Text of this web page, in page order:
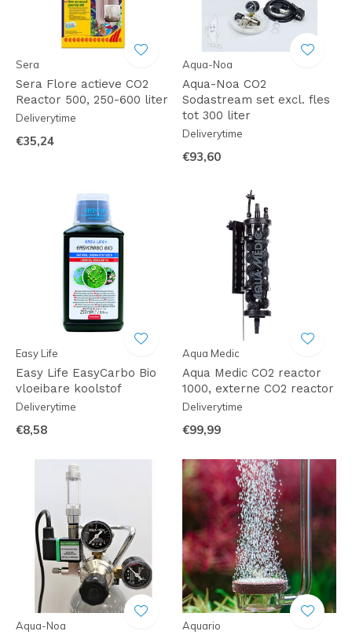
Sera
Sera Flore actieve CO2
Reactor 500, 250-600 liter
Deliverytime
€35,24
Aqua-Noa
Aqua-Noa CO2
Sodastream set excl. fles
tot 300 liter
Deliverytime
€93,60
Easy Life
Easy Life EasyCarbo Bio
vloeibare koolstof
Deliverytime
€8,58
Aqua Medic
Aqua Medic CO2 reactor
1000, externe CO2 reactor
Deliverytime
€99,99
Aqua-Noa Aquario